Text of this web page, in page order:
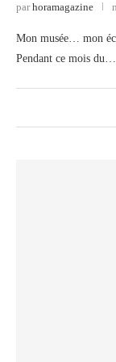
parhoramagazine
Mon musée… mon
Pendant ce mois du…